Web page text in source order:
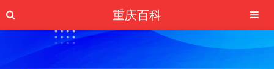
重庆百科